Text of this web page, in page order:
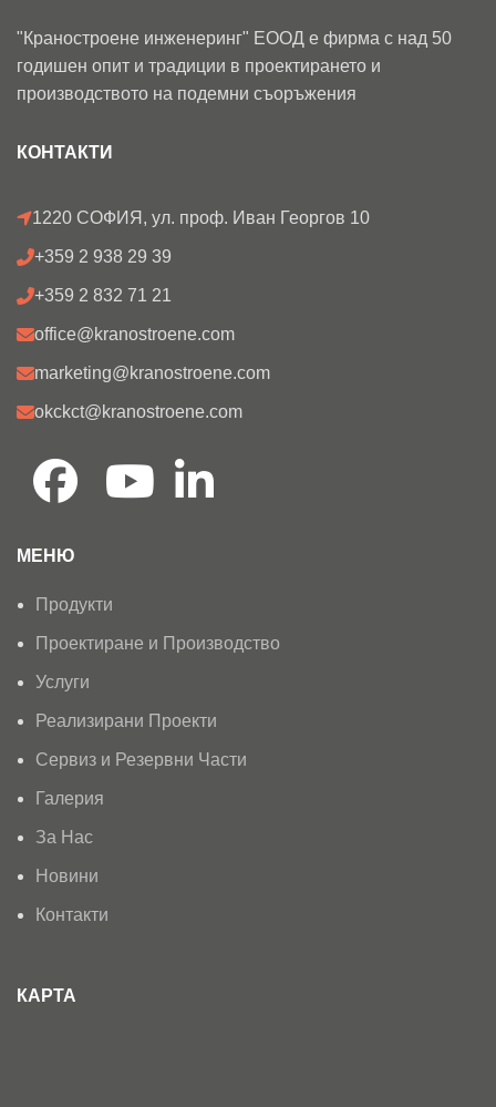
"Краностроене инженеринг" ЕООД е фирма с над 50
годишен опит и традиции в проектирането и
производството на подемни съоръжения
КОНТАКТИ
1220 СОФИЯ, ул. проф. Иван Георгов 10
+359 2 938 29 39
+359 2 832 71 21
office@kranostroene.com
marketing@kranostroene.com
okckct@kranostroene.com
МЕНЮ
Продукти
Проектиране и Производство
Услуги
Реализирани Проекти
Сервиз и Резервни Части
Галерия
За Нас
Новини
Контакти
КАРТА